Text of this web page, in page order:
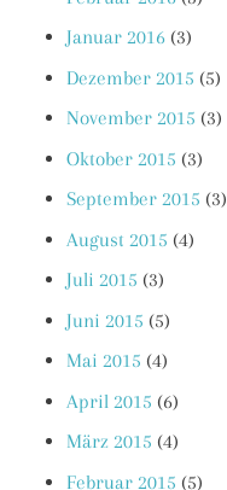
Januar 2016 (3)
Dezember 2015 (5)
November 2015 (3)
Oktober 2015 (3)
September 2015 (3)
August 2015 (4)
Juli 2015 (3)
Juni 2015 (5)
Mai 2015 (4)
April 2015 (6)
März 2015 (4)
Februar 2015 (5)